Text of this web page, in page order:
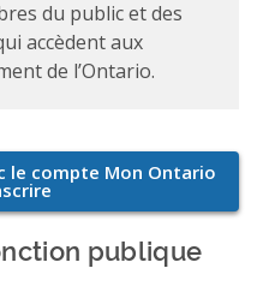
du public et des
accèdent aux
de l’Ontario.
publique